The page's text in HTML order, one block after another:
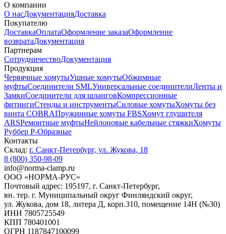
О компании
О насДокументацияДоставка
Покупателю
ДоставкаОплатаОформление заказаОформление
возвратаДокументация
Партнерам
СотрудничествоДокументация
Продукция
Червячные хомутыУшные хомутыОбжимные
муфтыСоединители SMLУниверсальные соединителиЛенты и
ЗамкиСоединители для шланговКомпрессионные
фитингиСтенды и инструментыСиловые хомутыХомуты без
винта COBRAПружинные хомуты FBSХомут глушителя
ARSРемонтные муфтыНейлоновые кабельные стяжкиХомуты
Руббер Р-Образные
Контакты
Склад: г. Санкт-Петербург, ул. Жукова, 18
8 (800) 350-98-09
info@norma-clamp.ru
ООО «НОРМА-РУС»
Почтовый адрес: 195197, г. Санкт-Петербург,
вн. тер. г. Муниципальный округ Финляндский округ,
ул. Жукова, дом 18, литера Д, корп.310, помещение 14Н (№30)
ИНН 7805725549
КПП 780401001
ОГРН 1187847100099